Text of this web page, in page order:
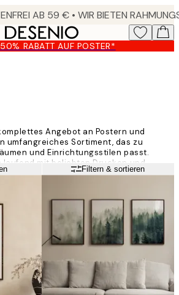
RABATT AUF POSTER*
Angebot an Postern und
umfangreiches Sortiment, das zu
und Einrichtungsstilen passt.
laufend mit beliebten Drucken und
So finden unsere Kunden immer
Filtern & sortieren